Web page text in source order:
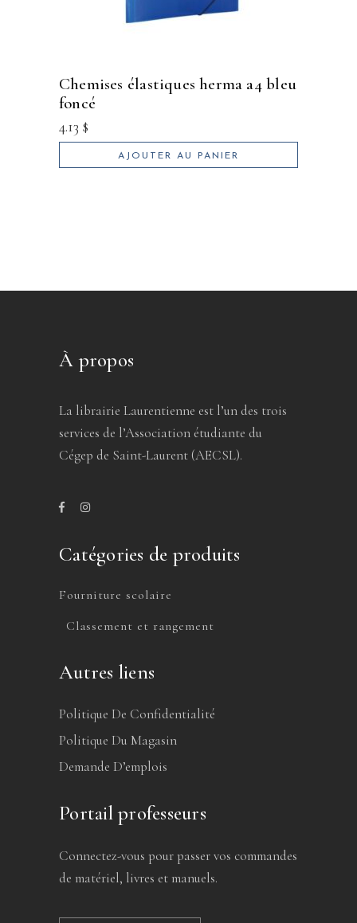
chemises élastiques herma a4 bleu
foncé
4.13 $
AJOUTER AU PANIER
À propos
La librairie Laurentienne est l’un des trois
services de l’Association étudiante du
Cégep de Saint-Laurent (AECSL).
Catégories de produits
Fourniture scolaire
Classement et rangement
Autres liens
Politique De Confidentialité
Politique Du Magasin
Demande D’emplois
Portail professeurs
Connectez-vous pour passer vos commandes
de matériel, livres et manuels.